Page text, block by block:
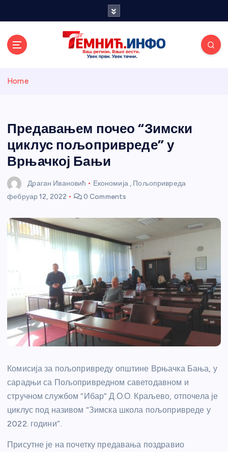
и портал
Home
Предавањем почео “Зимски
циклус пољопривреде” у
Врњачкој Бањи
Драган Ивановић Економија, Пољопривреда
фебруар 12, 2022
0 Comments
Комисија за пољопривреду општине Врњачка Бања, у
сарадњи са Пољопривредном саветодавном и
стручном службом “Ибар” Д.О.О. Краљево, отпочела је
циклус под називом “Зимска школа пољопривреде у
2022. години”.
Присутне је на почетку предавања поздравио